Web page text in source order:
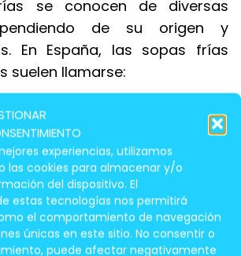
experiencias, utilizamos
las cookies para almacenar y/o
del dispositivo. El
estas tecnologías nos permitirá
el comportamiento de navegación
únicas en este sitio. No consentir o
puede afectar negativamente
se conocen de diversas
de su origen y
En España, las sopas frías
suelen llamarse:
Leer:
Cómo Organizar
El Refrigerador
Para Cocinar En
Menos Tiempo